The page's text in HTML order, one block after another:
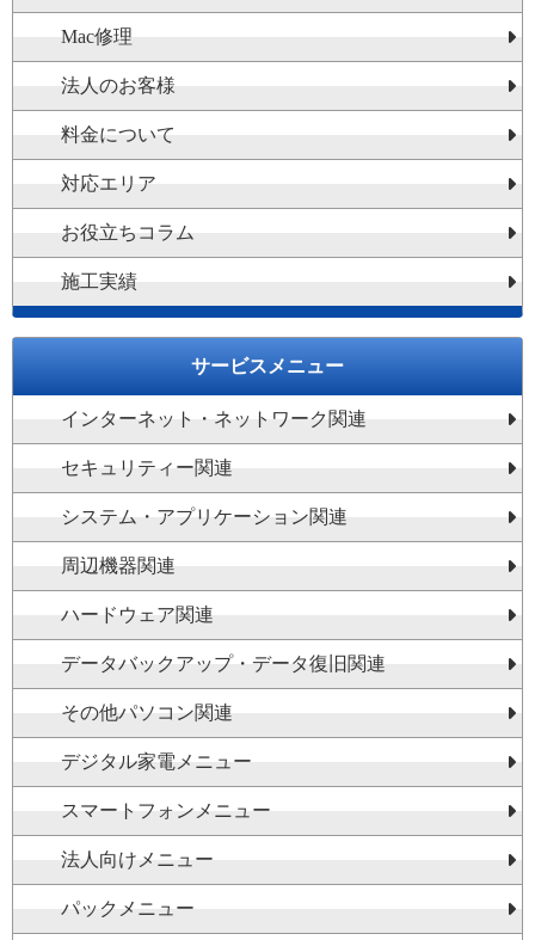
Mac修理
法人のお客様
料金について
対応エリア
お役立ちコラム
施工実績
サービスメニュー
インターネット・ネットワーク関連
セキュリティー関連
システム・アプリケーション関連
周辺機器関連
ハードウェア関連
データバックアップ・データ復旧関連
その他パソコン関連
デジタル家電メニュー
スマートフォンメニュー
法人向けメニュー
パックメニュー